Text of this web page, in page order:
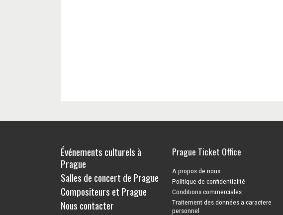
Événements culturels à
Prague
Salles de concert de Prague
Compositeurs et Prague
Nous contacter
Prague Ticket Office
A propos de nous
Politique de confidentialité
Conditions commerciales
Traitement des données a caractere
personnel